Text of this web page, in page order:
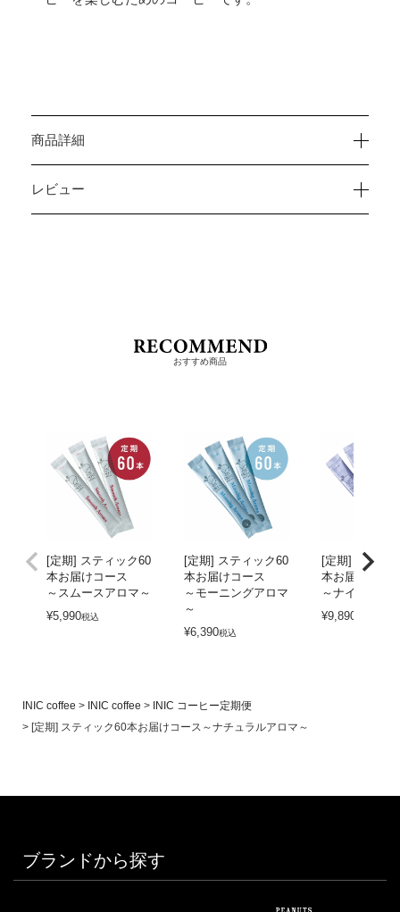
商品詳細
レビュー
おすすめ商品
[定期] スティック60
本お届けコース
～スムースアロマ～
¥5,990税込
[定期] スティック60
本お届けコース
～モーニングアロマ
～
¥6,390税込
[定期] スティ
本お届けコー
～ナイトアロ
¥9,890
INIC coffee INIC coffee
INIC コーヒー定期便
[定期] スティック60本お届けコース～ナチュラルアロマ～
ブランドから探す